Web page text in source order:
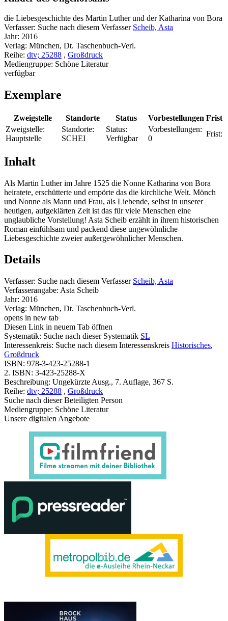
die Liebesgeschichte des Martin Luther und der Katharina von Bora
Verfasser: Suche nach diesem Verfasser Scheib, Asta
Jahr: 2016
Verlag: München, Dt. Taschenbuch-Verl.
Reihe: dtv; 25288 , Großdruck
Mediengruppe: Schöne Literatur
verfügbar
Exemplare
Zweigstelle Standorte Status Vorbestellungen Frist
Zweigstelle:
Hauptstelle
Standorte:
SCHEI
Status:
Verfügbar
Vorbestellungen:
0
Frist:
Inhalt
Als Martin Luther im Jahre 1525 die Nonne Katharina von Bora
heiratete, erschütterte und empörte das die kirchliche Welt. Mönch
und Nonne als Mann und Frau, als Liebende, selbst in unserer
heutigen, aufgeklärten Zeit ist das für viele Menschen eine
unglaubliche Vorstellung! Asta Scheib erzählt in ihrem historischen
Roman einfühlsam und packend diese ungewöhnliche
Liebesgeschichte zweier außergewöhnlicher Menschen.
Details
Verfasser: Suche nach diesem Verfasser Scheib, Asta
Verfasserangabe: Asta Scheib
Jahr: 2016
Verlag: München, Dt. Taschenbuch-Verl.
opens in new tab
Diesen Link in neuem Tab öffnen
Systematik: Suche nach dieser Systematik SL
Interessenkreis: Suche nach diesem Interessenskreis Historisches,
Großdruck
ISBN: 978-3-423-25288-1
2. ISBN: 3-423-25288-X
Beschreibung: Ungekürzte Ausg., 7. Auflage, 367 S.
Reihe: dtv; 25288 , Großdruck
Suche nach dieser Beteiligten Person
Mediengruppe: Schöne Literatur
Unsere digitalen Angebote